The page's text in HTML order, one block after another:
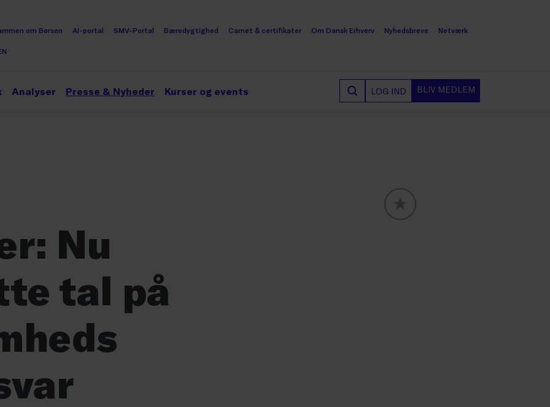
om Børsen AI-portal SMV-Portal Bæredygtighed Carnet & certifikater Om Dansk Erhverv Nyhedsbreve Netværk
Analyser Presse & Nyheder Kurser og events LOG IND BLIV MEDLEM
Nu
tal på